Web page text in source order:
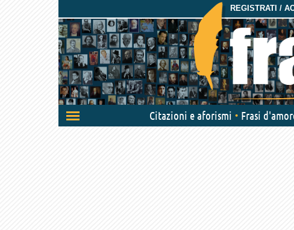
REGISTRATI /
Attiva/disattiva
navigazione
Citazioni e aforismi Frasi